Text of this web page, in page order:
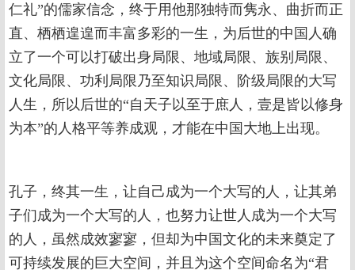
仁礼”的儒家信念，终于用他那独特而隽永、曲折而正
直、栖栖遑遑而丰富多彩的一生，为后世的中国人确
立了一个可以打破出身局限、地域局限、族别局限、
文化局限、功利局限乃至知识局限、阶级局限的大写
人生，所以后世的“自天子以至于庶人，壹是皆以修身
为本”的人格平等养成观，才能在中国大地上出现。
孔子，终其一生，让自己成为一个大写的人，让其弟
子们成为一个大写的人，也努力让世人成为一个大写
的人，虽然成效寥寥，但却为中国文化的未来奠定了
可持续发展的巨大空间，并且为这个空间命名为“君